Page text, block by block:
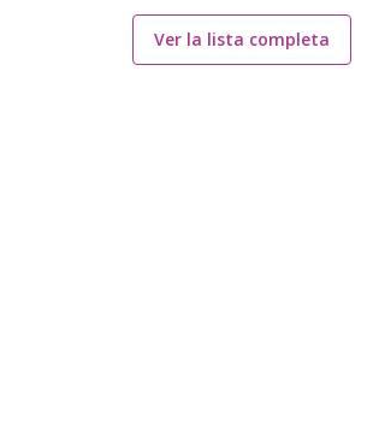
Ver la lista completa